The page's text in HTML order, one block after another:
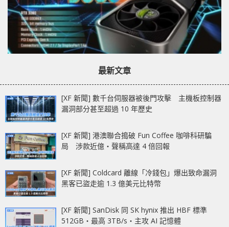
最新文章
[XF 新聞] 數千台伺服器被後門攻擊 主機板控制器
漏洞部分甚至超過 10 年歷史
[XF 新聞] 港澳聯合搗破 Fun Coffee 咖啡科研騙
局 涉款近億‧聲稱高達 4 倍回報
[XF 新聞] Coldcard 離線「冷錢包」爆出致命漏洞
黑客已盜走逾 1.3 億美元比特幣
[XF 新聞] SanDisk 同 SK hynix 推出 HBF 標準
512GB‧最高 3TB/s‧主攻 AI 記憶體